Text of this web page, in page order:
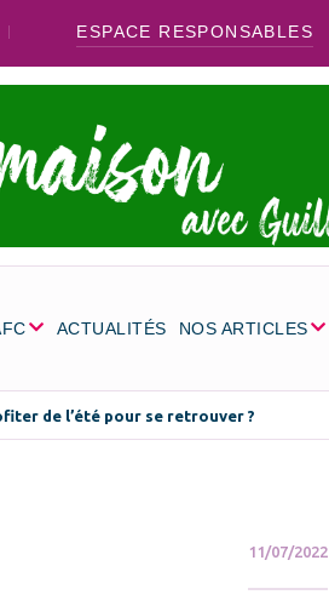
ESPACE RESPONSABLES
ACTUALITÉS NOS ARTICLES
de l’été pour se retrouver ?
11/07/2022